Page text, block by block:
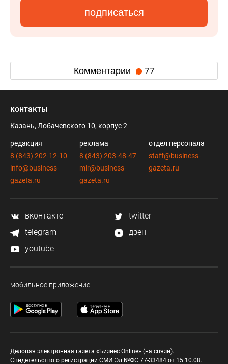
подписаться
Комментарии 77
контакты
Казань, Лобачевского 10, корпус 2
редакция
8 (843) 202-12-10
info@business-
gazeta.ru
реклама
8 (843) 203-48-47
mir@business-
gazeta.ru
отдел персонала
staff@business-
gazeta.ru
вконтакте
twitter
telegram
дзен
youtube
мобильное приложение
Деловая электронная газета «Бизнес Online» (на связи).
Свидетельство о регистрации СМИ Эл №ФС 77-33484 от 15.10.08.